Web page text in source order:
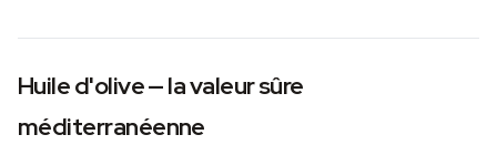
Huile d'olive — la valeur sûre
méditerranéenne